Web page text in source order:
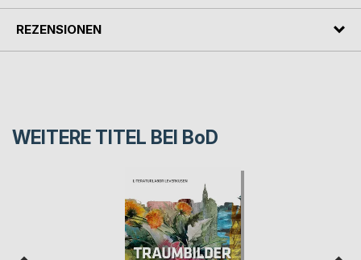
REZENSIONEN
WEITERE TITEL BEI BoD